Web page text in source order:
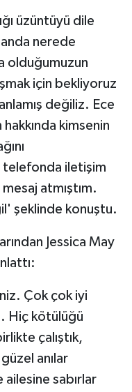
üzüntüyü dile
nerede
olduğumuzun
için bekliyoruz
değiliz. Ece
kimsenin
telefonda iletişim
atmıştım.
şeklinde konuştu.
Jessica May
Çok çok iyi
Hiç kötülüğü
çalıştık,
anılar
ailesine sabırlar